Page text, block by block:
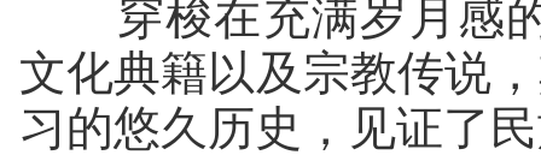
穿梭在充满岁月感的
文化典籍以及宗教传说
习的悠久历史，见证了